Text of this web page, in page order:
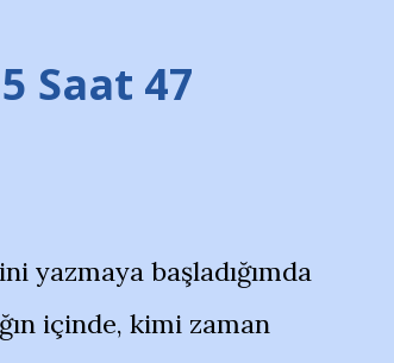
İstanbul
Bursa şehrinde
açıkladıklarını
şahsı muhterem(!)
Bunun
asılmasına izin veren
Saat 47
yazmaya başladığımda
içinde, kimi zaman